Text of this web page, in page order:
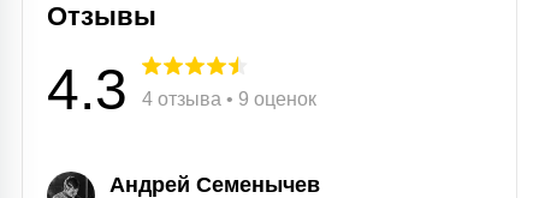
Отзывы
4.3 4 отзыва • 9 оценок
Андрей Семенычев